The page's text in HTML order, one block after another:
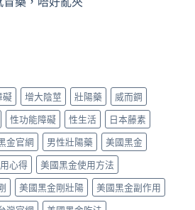
礙 增大陰莖 壯陽藥
威而鋼
性功能障礙 性生活
日本藤素
金官網 男性壯陽藥
美國黑金
心得
美國黑金使用方法
美國黑金剛壯陽
美國黑金副作用